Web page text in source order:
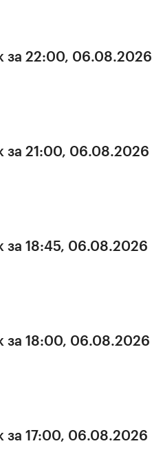
за 22:00, 06.08.2026
за 21:00, 06.08.2026
за 18:45, 06.08.2026
за 18:00, 06.08.2026
за 17:00, 06.08.2026